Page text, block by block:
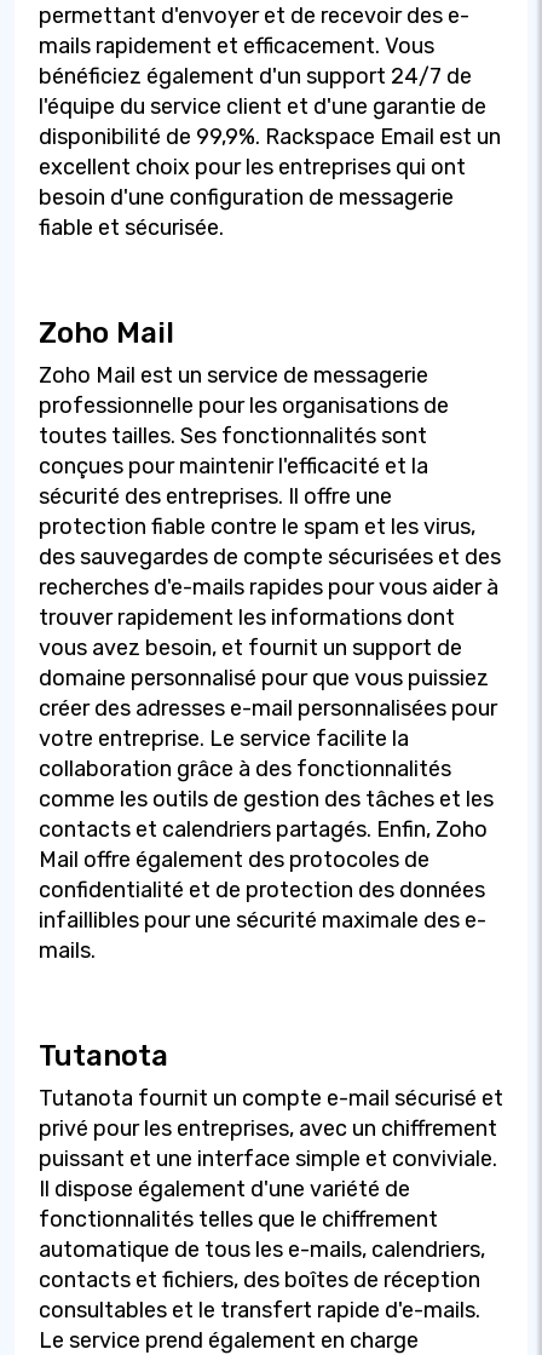
permettant d'envoyer et de recevoir des e-
mails rapidement et efficacement. Vous
bénéficiez également d'un support 24/7 de
l'équipe du service client et d'une garantie de
disponibilité de 99,9%. Rackspace Email est un
excellent choix pour les entreprises qui ont
besoin d'une configuration de messagerie
fiable et sécurisée.
Zoho Mail
Zoho Mail est un service de messagerie
professionnelle pour les organisations de
toutes tailles. Ses fonctionnalités sont
conçues pour maintenir l'efficacité et la
sécurité des entreprises. Il offre une
protection fiable contre le spam et les virus,
des sauvegardes de compte sécurisées et des
recherches d'e-mails rapides pour vous aider à
trouver rapidement les informations dont
vous avez besoin, et fournit un support de
domaine personnalisé pour que vous puissiez
créer des adresses e-mail personnalisées pour
votre entreprise. Le service facilite la
collaboration grâce à des fonctionnalités
comme les outils de gestion des tâches et les
contacts et calendriers partagés. Enfin, Zoho
Mail offre également des protocoles de
confidentialité et de protection des données
infaillibles pour une sécurité maximale des e-
mails.
Tutanota
Tutanota fournit un compte e-mail sécurisé et
privé pour les entreprises, avec un chiffrement
puissant et une interface simple et conviviale.
Il dispose également d'une variété de
fonctionnalités telles que le chiffrement
automatique de tous les e-mails, calendriers,
contacts et fichiers, des boîtes de réception
consultables et le transfert rapide d'e-mails.
Le service prend également en charge